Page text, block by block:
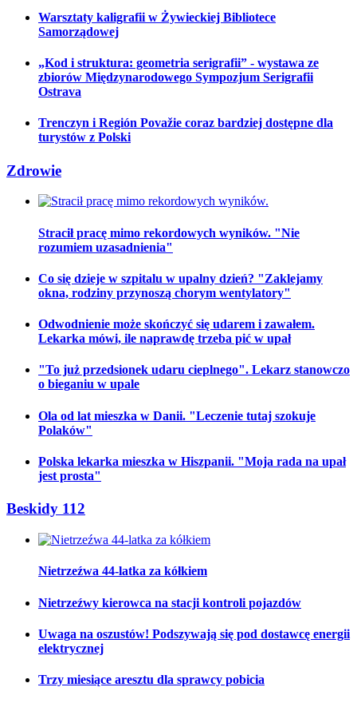
Warsztaty kaligrafii w Żywieckiej Bibliotece
Samorządowej
„Kod i struktura: geometria serigrafii” - wystawa ze
zbiorów Międzynarodowego Sympozjum Serigrafii
Ostrava
Trenczyn i Región Považie coraz bardziej dostępne dla
turystów z Polski
Zdrowie
Stracił pracę mimo rekordowych wyników. "Nie
rozumiem uzasadnienia"
Co się dzieje w szpitalu w upalny dzień? "Zaklejamy
okna, rodziny przynoszą chorym wentylatory"
Odwodnienie może skończyć się udarem i zawałem.
Lekarka mówi, ile naprawdę trzeba pić w upał
"To już przedsionek udaru cieplnego". Lekarz stanowczo
o bieganiu w upale
Ola od lat mieszka w Danii. "Leczenie tutaj szokuje
Polaków"
Polska lekarka mieszka w Hiszpanii. "Moja rada na upał
jest prosta"
Beskidy 112
Nietrzeźwa 44-latka za kółkiem
Nietrzeźwy kierowca na stacji kontroli pojazdów
Uwaga na oszustów! Podszywają się pod dostawcę energii
elektrycznej
Trzy miesiące aresztu dla sprawcy pobicia